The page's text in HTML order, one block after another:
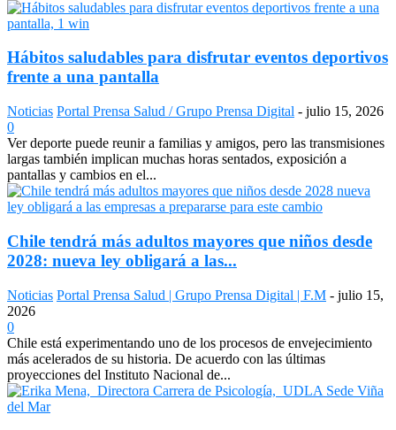
Hábitos saludables para disfrutar eventos deportivos
frente a una pantalla
Noticias Portal Prensa Salud / Grupo Prensa Digital - julio 15, 2026
0
Ver deporte puede reunir a familias y amigos, pero las transmisiones
largas también implican muchas horas sentados, exposición a
pantallas y cambios en el...
Chile tendrá más adultos mayores que niños desde
2028: nueva ley obligará a las...
Noticias Portal Prensa Salud | Grupo Prensa Digital | F.M - julio 15,
2026
0
Chile está experimentando uno de los procesos de envejecimiento
más acelerados de su historia. De acuerdo con las últimas
proyecciones del Instituto Nacional de...